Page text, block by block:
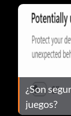
¿Son
juegos?